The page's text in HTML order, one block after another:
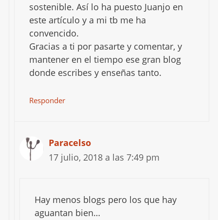
sostenible. Así lo ha puesto Juanjo en
este artículo y a mi tb me ha
convencido.
Gracias a ti por pasarte y comentar, y
mantener en el tiempo ese gran blog
donde escribes y enseñas tanto.
Responder
Paracelso
17 julio, 2018 a las 7:49 pm
Hay menos blogs pero los que hay
aguantan bien…